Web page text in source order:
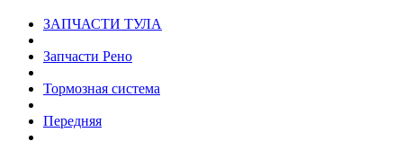
ЗАПЧАСТИ ТУЛА
Запчасти Рено
Тормозная система
Передняя